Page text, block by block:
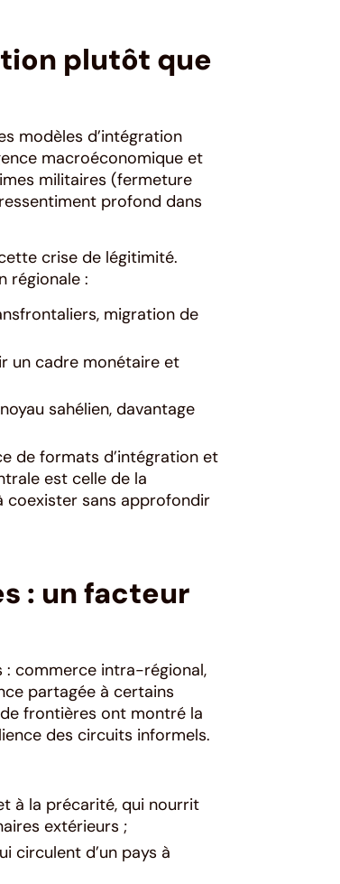
plutôt que
modèles d’intégration
macroéconomique et
militaires (fermeture
profond dans
crise de légitimité.
régionale :
migration de
un cadre monétaire et
sahélien, davantage
de formats d’intégration et
est celle de la
sans approfondir
: un facteur
commerce intra-régional,
partagée à certains
frontières ont montré la
des circuits informels.
à la précarité, qui nourrit
extérieurs ;
circulent d’un pays à